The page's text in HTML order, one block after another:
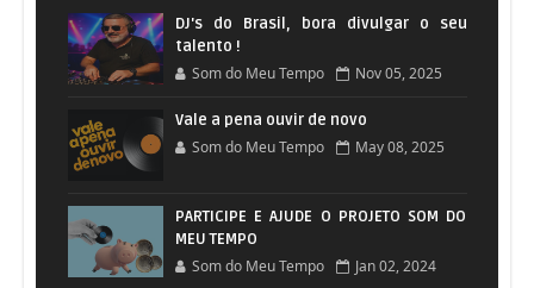
64
Somos Novios - Andrea Bocelli, Christina
Aguilera
65
Porque Tu Me Acostumbraste - Andrea
Bocelli
66
Il mistero dell'amore - Andrea Bocelli,
Celso Valli
DJ's do Brasil, bora divulgar o seu
talento !
Som do Meu Tempo Nov 05, 2025
Vale a pena ouvir de novo
Som do Meu Tempo May 08, 2025
PARTICIPE E AJUDE O PROJETO SOM DO
MEU TEMPO
Som do Meu Tempo Jan 02, 2024